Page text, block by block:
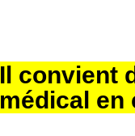
Il convient
médical en